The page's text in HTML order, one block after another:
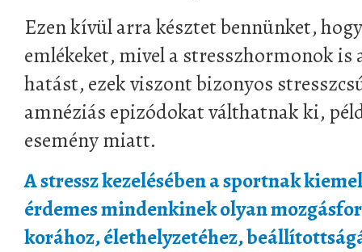
Ezen kívül arra késztet bennünket,
emlékeket, mivel a stresszhormonok is
hatást, ezek viszont bizonyos
amnéziás epizódokat válthatnak ki,
esemény miatt.
A stressz kezelésében a sportnak
érdemes mindenkinek olyan
korához, élethelyzetéhez,